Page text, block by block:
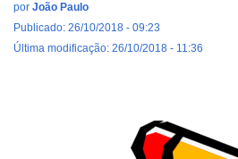
por João Paulo
Publicado: 26/10/2018 - 09:23
Última modificação: 26/10/2018 - 11:36